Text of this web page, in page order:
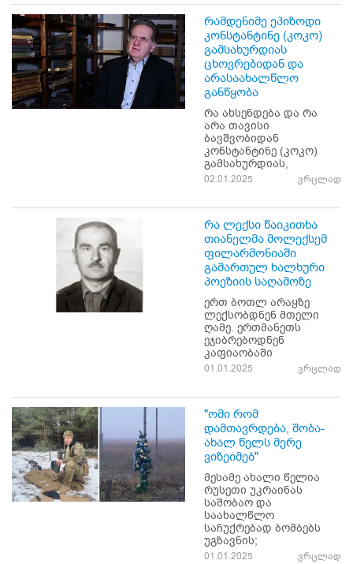
რამდენიმე ეპიზოდი
კონსტანტინე (კოკო)
გამსახურდიას
ცხოვრებიდან და
არასაახალწლო
განწყობა
რა ახსენდება და რა
არა თავისი
ბავშვობიდან
კონსტანტინე (კოკო)
გამსახურდიას,
02.01.2025 ვრცლად
რა ლექსი წაიკითხა
თიანელმა მოლექსემ
ფილარმონიაში
გამართულ ხალხური
პოეზიის საღამოზე
ერთ ბოთლ არაყზე
ლექსობდნენ მთელი
ღამე. ერთმანეთს
ეჯიბრებოდნენ
კაფიაობაში
01.01.2025 ვრცლად
"ომი რომ
დამთავრდება, შობა-
ახალ წელს მერე
ვიზეიმებ"
მესამე ახალი წელია
რუსეთი უკრაინას
საშობაო და
საახალწლო
საჩუქრებად ბომბებს
უგზავნის;
01.01.2025 ვრცლად